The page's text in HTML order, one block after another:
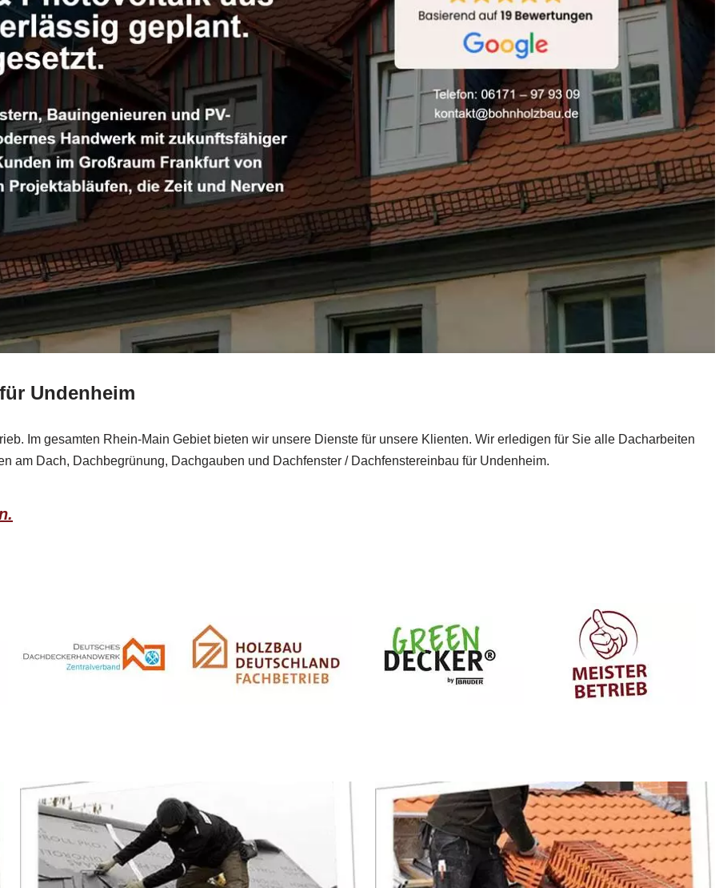
Undenheim
Im gesamten Rhein-Main Gebiet bieten wir unsere Dienste für unsere Klienten. Wir erledigen für Sie alle Dacharbeiten
am Dach, Dachbegrünung, Dachgauben und Dachfenster / Dachfenstereinbau für Undenheim.